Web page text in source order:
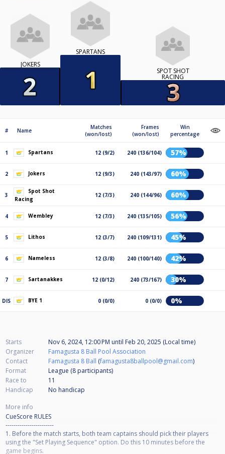
JOKERS
SPARTANS
SPOT SHOT
RACING
# Name
Matches
(won/lost)
Frames
(won/lost)
Win
percentage
1 Spartans 12 (9/2) 240 (136/104) 57%
2 Jokers 12 (9/3) 240 (143/97) 60%
3
Spot Shot
Racing
12 (7/3) 240 (144/96) 60%
4 Wembley 12 (7/3) 240 (135/105) 56%
5 Lithos 12 (3/7) 240 (109/131) 45%
6 Nameless 12 (3/8) 240 (100/140) 42%
7 Sartanakkes 12 (0/12) 240 (73/167) 30%
DIS BYE 1 0 (0/0) 0 (0/0) 0%
Starts Nov 6, 2024, 12:00 PM until Feb 20, 2025 (Local time)
Organizer
Famagusta 8 Ball Pool Association
Contact
Famagusta 8 Ball (famagusta8ballpool@gmail.com)
Format
League (8 participants)
Race to
11
Handicap
No handicap
More info
CueScore RULES
------------------------
1. Before the match starts, both team captains should pick their players
using the "Set Playing Sequence" option. Do this 10 minutes before the
game begins.